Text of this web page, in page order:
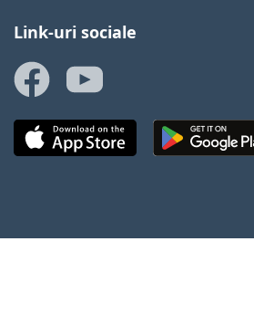
Link-uri sociale